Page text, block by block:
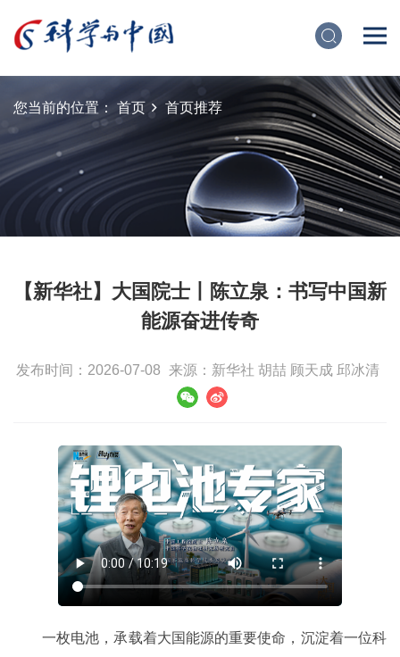
您当前的位置： 首页 首页推荐
【新华社】大国院士丨陈立泉：书写中国新
能源奋进传奇
发布时间：2026-07-08 来源：新华社 胡喆 顾天成 邱冰清
一枚电池，承载着大国能源的重要使命，沉淀着一位科